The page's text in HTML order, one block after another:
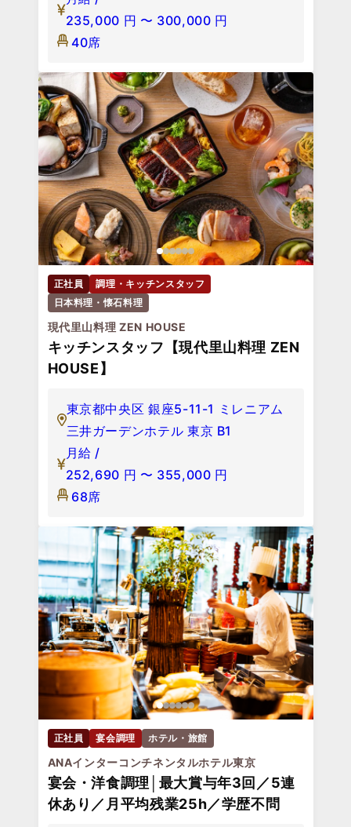
235,000 円 〜 300,000 円
40席
正社員
調理・キッチンスタッフ
日本料理・懐石料理
現代里山料理 ZEN HOUSE
キッチンスタッフ【現代里山料理 ZEN
HOUSE】
東京都中央区 銀座5-11-1 ミレニアム
三井ガーデンホテル 東京 B1
月給 /
252,690 円 〜 355,000 円
68席
正社員 宴会調理 ホテル・旅館
ANAインターコンチネンタルホテル東京
宴会・洋食調理│最大賞与年3回／5連
休あり／月平均残業25h／学歴不問